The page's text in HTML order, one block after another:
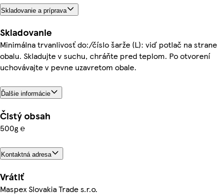
Skladovanie a príprava
Skladovanie
Minimálna trvanlivosť do:/číslo šarže (L): viď potlač na strane
obalu. Skladujte v suchu, chráňte pred teplom. Po otvorení
uchovávajte v pevne uzavretom obale.
Ďalšie informácie
Čistý obsah
500g ℮
Kontaktná adresa
Vrátiť
Maspex Slovakia Trade s.r.o.